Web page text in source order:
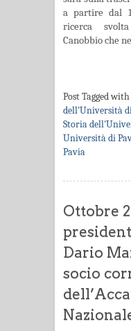
a partire dal
ricerca
Canobbio che
Post Tagged with
dell'Università
Storia
Università di
Pavia
Ottobre
Dario
socio